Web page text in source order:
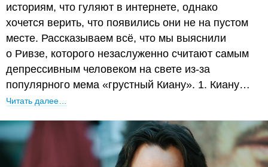
историям, что гуляют в интернете, однако
хочется верить, что появились они не на пустом
месте. Рассказываем всё, что мы выяснили
о Ривзе, которого незаслуженно считают самым
депрессивным человеком на свете из-за
популярного мема «грустный Киану». 1. Киану…
Читать далее…